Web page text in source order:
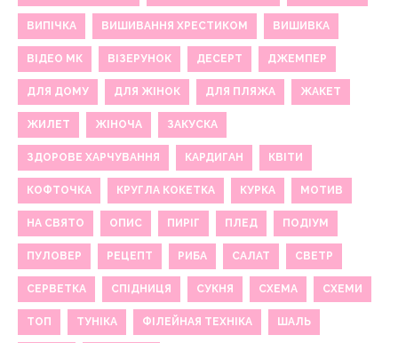
ВИПІЧКА ВИШИВАННЯ ХРЕСТИКОМ ВИШИВКА
ВІДЕО МК ВІЗЕРУНОК ДЕСЕРТ ДЖЕМПЕР
ДЛЯ ДОМУ ДЛЯ ЖІНОК ДЛЯ ПЛЯЖА ЖАКЕТ
ЖИЛЕТ ЖІНОЧА ЗАКУСКА
ЗДОРОВЕ ХАРЧУВАННЯ КАРДИГАН КВІТИ
КОФТОЧКА КРУГЛА КОКЕТКА КУРКА МОТИВ
НА СВЯТО ОПИС ПИРІГ ПЛЕД ПОДІУМ
ПУЛОВЕР РЕЦЕПТ РИБА САЛАТ СВЕТР
СЕРВЕТКА СПІДНИЦЯ СУКНЯ СХЕМА СХЕМИ
ТОП ТУНІКА ФІЛЕЙНАЯ ТЕХНІКА ШАЛЬ